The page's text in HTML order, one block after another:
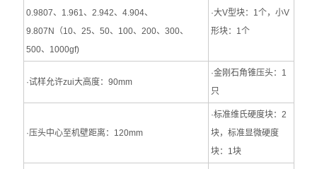
0.9807、1.961、2.942、4.904、
9.807N（10、25、50、100、200、300、
500、1000gf)
·大V型块：1个，小V
形块：1个
·试样允许zui大高度：90mm
·金刚石角锥压头：1
只
·压头中心至机壁距离：120mm
·标准维氏硬度块：2
块，标准显微硬度
块：1块